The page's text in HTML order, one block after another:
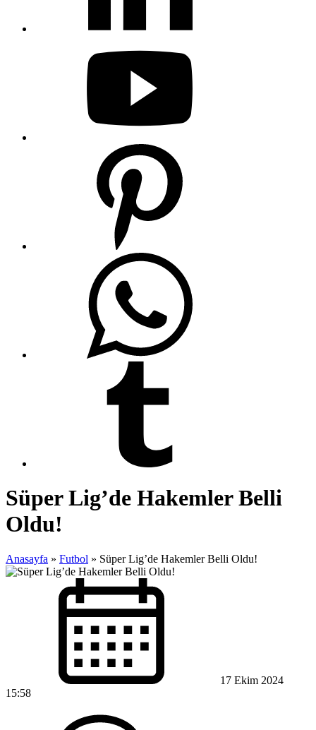
Süper Lig’de Hakemler Belli
Oldu!
Anasayfa » Futbol » Süper Lig’de Hakemler Belli Oldu!
17 Ekim 2024
15:58